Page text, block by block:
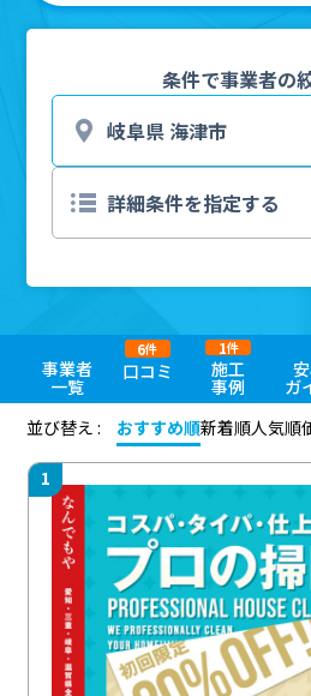
条件で事業者の
事業者
一覧
口コミ
6件
施工
事例
1件
ガ
並び替え :
おすすめ順新着順人気順
1